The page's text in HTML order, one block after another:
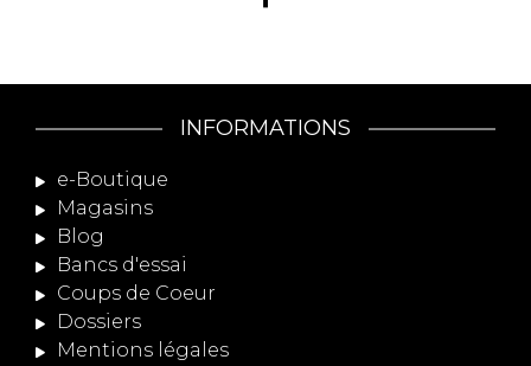
INFORMATIONS
e-Boutique
Magasins
Blog
Bancs d'essai
Coups de Coeur
Dossiers
Mentions légales